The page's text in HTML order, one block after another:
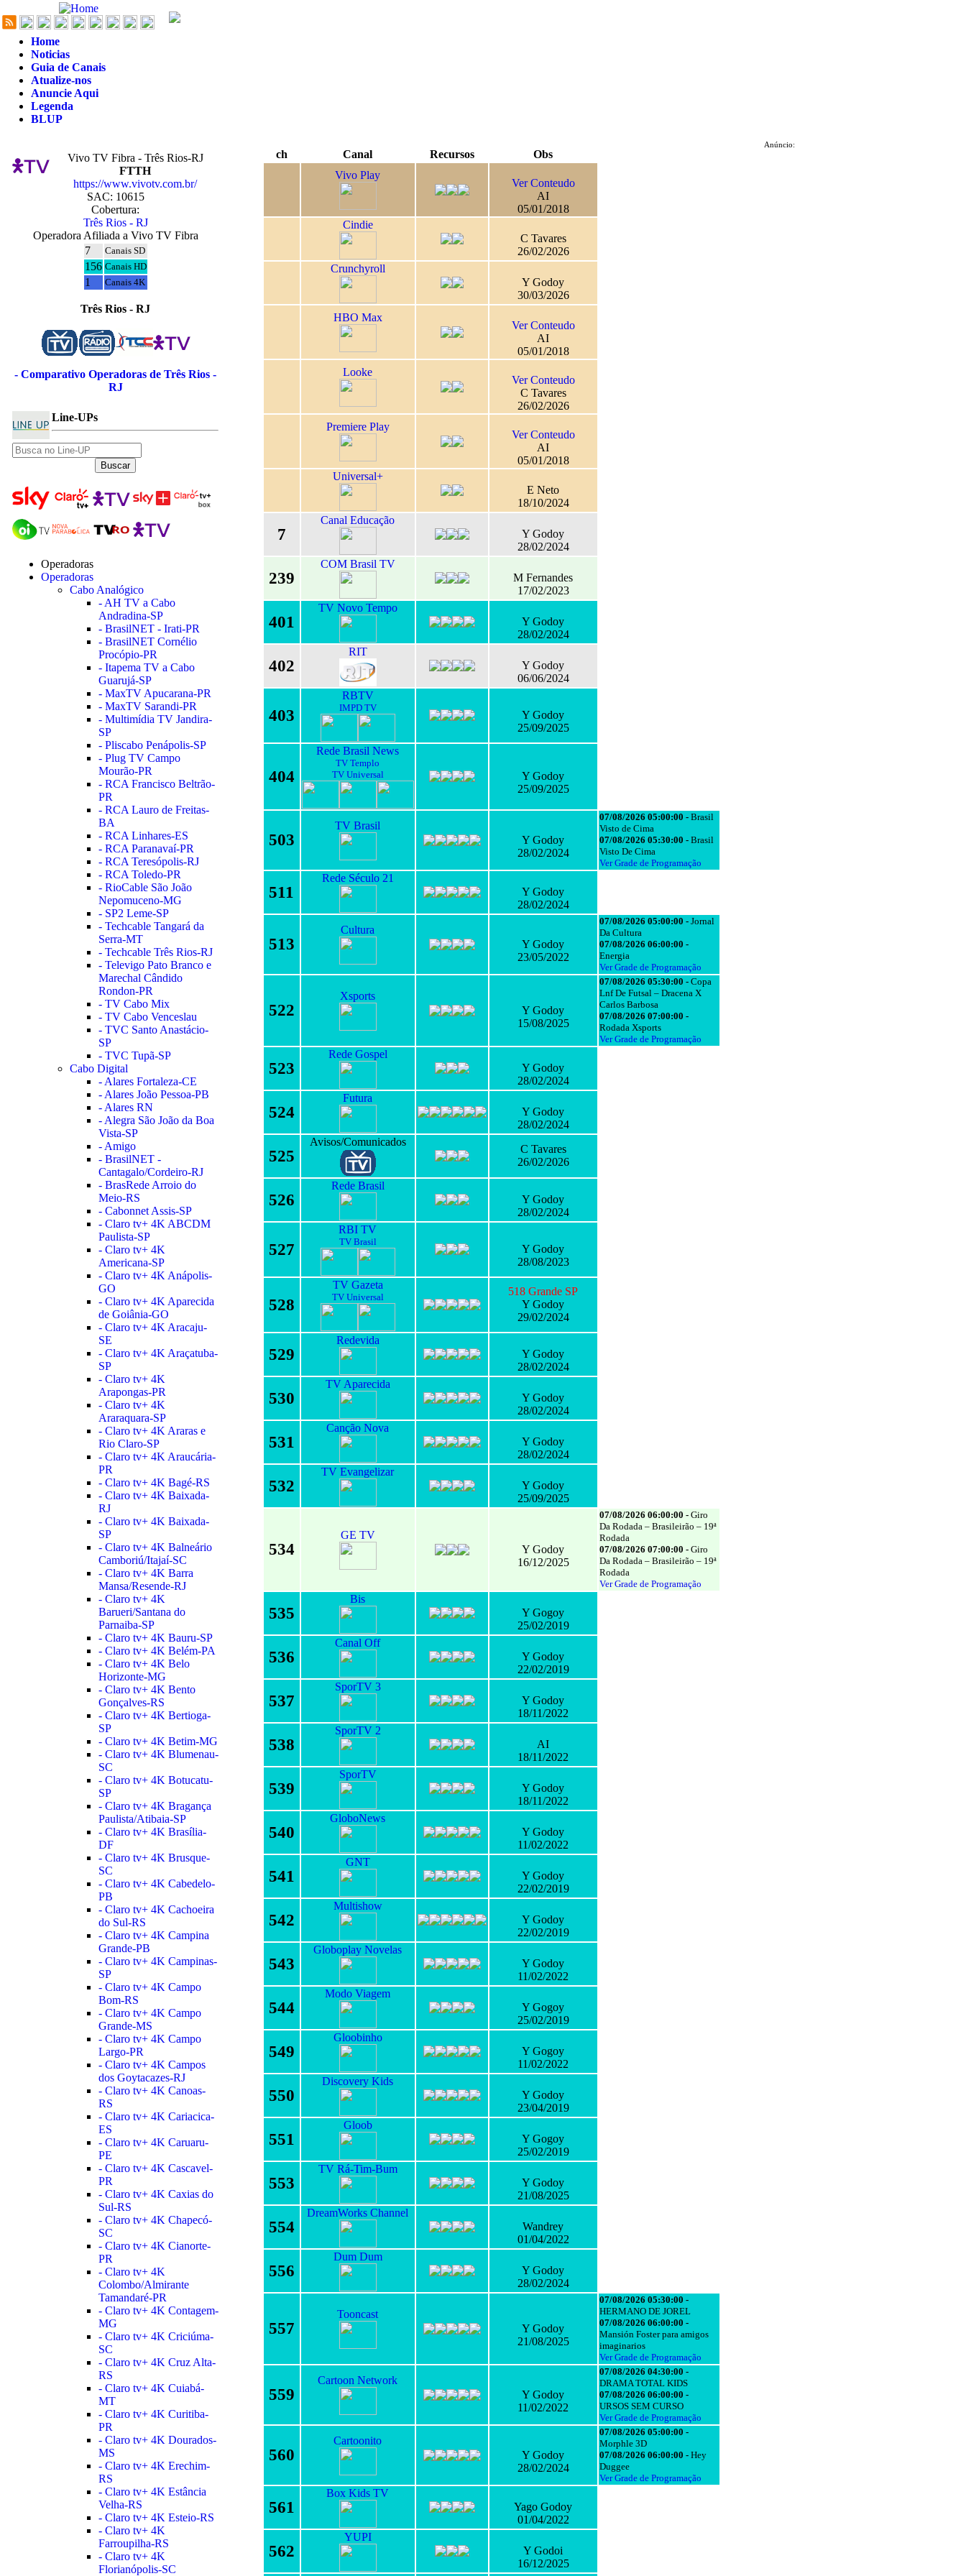
Home
Noticias
Guia de Canais
Atualize-nos
Anuncie Aqui
Legenda
BLUP
Vivo TV Fibra - Três Rios-RJ
FTTH
https://www.vivotv.com.br/
SAC: 10615
Cobertura:
Três Rios - RJ
Operadora Afiliada a Vivo TV Fibra
7
Canais SD
156 Canais HD
1 Canais 4K
Três Rios - RJ
- Comparativo Operadoras de Três Rios -
RJ
Line-UPs
Operadoras
Operadoras
Cabo Analógico
- AH TV a Cabo
Andradina-SP
- BrasilNET - Irati-PR
- BrasilNET Cornélio
Procópio-PR
- Itapema TV a Cabo
Guarujá-SP
- MaxTV Apucarana-PR
- MaxTV Sarandi-PR
- Multimídia TV Jandira-
SP
- Pliscabo Penápolis-SP
- Plug TV Campo
Mourão-PR
- RCA Francisco Beltrão-
PR
- RCA Lauro de Freitas-
BA
- RCA Linhares-ES
- RCA Paranavaí-PR
- RCA Teresópolis-RJ
- RCA Toledo-PR
- RioCable São João
Nepomuceno-MG
- SP2 Leme-SP
- Techcable Tangará da
Serra-MT
- Techcable Três Rios-RJ
- Televigo Pato Branco e
Marechal Cândido
Rondon-PR
- TV Cabo Mix
- TV Cabo Venceslau
- TVC Santo Anastácio-
SP
- TVC Tupã-SP
Cabo Digital
- Alares Fortaleza-CE
- Alares João Pessoa-PB
- Alares RN
- Alegra São João da Boa
Vista-SP
- Amigo
- BrasilNET -
Cantagalo/Cordeiro-RJ
- BrasRede Arroio do
Meio-RS
- Cabonnet Assis-SP
- Claro tv+ 4K ABCDM
Paulista-SP
- Claro tv+ 4K
Americana-SP
- Claro tv+ 4K Anápolis-
GO
- Claro tv+ 4K Aparecida
de Goiânia-GO
- Claro tv+ 4K Aracaju-
SE
- Claro tv+ 4K Araçatuba-
SP
- Claro tv+ 4K
Arapongas-PR
- Claro tv+ 4K
Araraquara-SP
- Claro tv+ 4K Araras e
Rio Claro-SP
- Claro tv+ 4K Araucária-
PR
- Claro tv+ 4K Bagé-RS
- Claro tv+ 4K Baixada-
RJ
- Claro tv+ 4K Baixada-
SP
- Claro tv+ 4K Balneário
Camboriú/Itajaí-SC
- Claro tv+ 4K Barra
Mansa/Resende-RJ
- Claro tv+ 4K
Barueri/Santana do
Parnaiba-SP
- Claro tv+ 4K Bauru-SP
- Claro tv+ 4K Belém-PA
- Claro tv+ 4K Belo
Horizonte-MG
- Claro tv+ 4K Bento
Gonçalves-RS
- Claro tv+ 4K Bertioga-
SP
- Claro tv+ 4K Betim-MG
- Claro tv+ 4K Blumenau-
SC
- Claro tv+ 4K Botucatu-
SP
- Claro tv+ 4K Bragança
Paulista/Atibaia-SP
- Claro tv+ 4K Brasília-
DF
- Claro tv+ 4K Brusque-
SC
- Claro tv+ 4K Cabedelo-
PB
- Claro tv+ 4K Cachoeira
do Sul-RS
- Claro tv+ 4K Campina
Grande-PB
- Claro tv+ 4K Campinas-
SP
- Claro tv+ 4K Campo
Bom-RS
- Claro tv+ 4K Campo
Grande-MS
- Claro tv+ 4K Campo
Largo-PR
- Claro tv+ 4K Campos
dos Goytacazes-RJ
- Claro tv+ 4K Canoas-
RS
- Claro tv+ 4K Cariacica-
ES
- Claro tv+ 4K Caruaru-
PE
- Claro tv+ 4K Cascavel-
PR
- Claro tv+ 4K Caxias do
Sul-RS
- Claro tv+ 4K Chapecó-
SC
- Claro tv+ 4K Cianorte-
PR
- Claro tv+ 4K
Colombo/Almirante
Tamandaré-PR
- Claro tv+ 4K Contagem-
MG
- Claro tv+ 4K Criciúma-
SC
- Claro tv+ 4K Cruz Alta-
RS
- Claro tv+ 4K Cuiabá-
MT
- Claro tv+ 4K Curitiba-
PR
- Claro tv+ 4K Dourados-
MS
- Claro tv+ 4K Erechim-
RS
- Claro tv+ 4K Estância
Velha-RS
- Claro tv+ 4K Esteio-RS
- Claro tv+ 4K
Farroupilha-RS
- Claro tv+ 4K
Florianópolis-SC
ch Canal Recursos
Obs
Vivo Play
Ver Conteudo
AI
05/01/2018
Cindie
C Tavares
26/02/2026
Crunchyroll
Y Godoy
30/03/2026
HBO Max
Ver Conteudo
AI
05/01/2018
Looke
Ver Conteudo
C Tavares
26/02/2026
Premiere Play
Ver Conteudo
AI
05/01/2018
Universal+
E Neto
18/10/2024
7
Canal Educação
Y Godoy
28/02/2024
239
COM Brasil TV
M Fernandes
17/02/2023
401
TV Novo Tempo
Y Godoy
28/02/2024
402
RIT
Y Godoy
06/06/2024
403
RBTV
IMPD TV
Y Godoy
25/09/2025
404
Rede Brasil News
TV Templo
TV Universal
Y Godoy
25/09/2025
503
TV Brasil
Y Godoy
28/02/2024
07/08/2026 05:00:00 - Brasil
Visto de Cima
07/08/2026 05:30:00 - Brasil
Visto De Cima
Ver Grade de Programação
511
Rede Século 21
Y Godoy
28/02/2024
513
Cultura
Y Godoy
23/05/2022
07/08/2026 05:00:00 - Jornal
Da Cultura
07/08/2026 06:00:00 -
Energia
Ver Grade de Programação
522
Xsports
Y Godoy
15/08/2025
07/08/2026 05:30:00 - Copa
Lnf De Futsal – Dracena X
Carlos Barbosa
07/08/2026 07:00:00 -
Rodada Xsports
Ver Grade de Programação
523
Rede Gospel
Y Godoy
28/02/2024
524
Futura
Y Godoy
28/02/2024
525
Avisos/Comunicados
C Tavares
26/02/2026
526
Rede Brasil
Y Godoy
28/02/2024
527
RBI TV
TV Brasil
Y Godoy
28/08/2023
528
TV Gazeta
TV Universal
518 Grande SP
Y Godoy
29/02/2024
529
Redevida
Y Godoy
28/02/2024
530
TV Aparecida
Y Godoy
28/02/2024
531
Canção Nova
Y Godoy
28/02/2024
532
TV Evangelizar
Y Godoy
25/09/2025
534
GE TV
Y Godoy
16/12/2025
07/08/2026 06:00:00 - Giro
Da Rodada – Brasileirão – 19ª
Rodada
07/08/2026 07:00:00 - Giro
Da Rodada – Brasileirão – 19ª
Rodada
Ver Grade de Programação
535
Bis
Y Gogoy
25/02/2019
536
Canal Off
Y Godoy
22/02/2019
537
SporTV 3
Y Godoy
18/11/2022
538
SporTV 2
AI
18/11/2022
539
SporTV
Y Godoy
18/11/2022
540
GloboNews
Y Godoy
11/02/2022
541
GNT
Y Godoy
22/02/2019
542
Multishow
Y Godoy
22/02/2019
543
Globoplay Novelas
Y Godoy
11/02/2022
544
Modo Viagem
Y Gogoy
25/02/2019
549
Gloobinho
Y Gogoy
11/02/2022
550
Discovery Kids
Y Godoy
23/04/2019
551
Gloob
Y Gogoy
25/02/2019
553
TV Rá-Tim-Bum
Y Godoy
21/08/2025
554
DreamWorks Channel
Wandrey
01/04/2022
556
Dum Dum
Y Godoy
28/02/2024
557
Tooncast
Y Godoy
21/08/2025
07/08/2026 05:30:00 -
HERMANO DE JOREL
07/08/2026 06:00:00 -
Mansión Foster para amigos
imaginarios
Ver Grade de Programação
559
Cartoon Network
Y Godoy
11/02/2022
07/08/2026 04:30:00 -
DRAMA TOTAL KIDS
07/08/2026 06:00:00 -
URSOS SEM CURSO
Ver Grade de Programação
560
Cartoonito
Y Godoy
28/02/2024
07/08/2026 05:00:00 -
Morphle 3D
07/08/2026 06:00:00 - Hey
Duggee
Ver Grade de Programação
561
Box Kids TV
Yago Godoy
01/04/2022
562
YUPI
Y Godoi
16/12/2025
Anúncio: